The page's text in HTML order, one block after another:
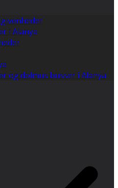
i Alanya
og dolmus busser i Alanya